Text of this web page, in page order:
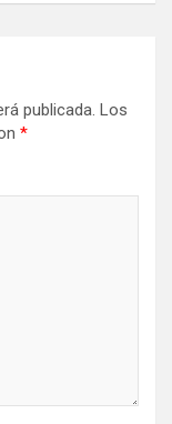
publicada. Los
*